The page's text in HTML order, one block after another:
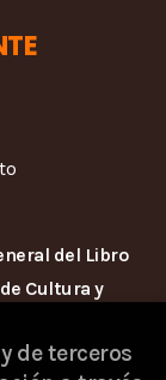
del Libro
Cultura y
de terceros